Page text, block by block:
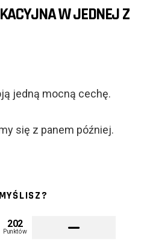
W JEDNEJ Z
jedną mocną cechę.
się z panem później.
202
Punktów